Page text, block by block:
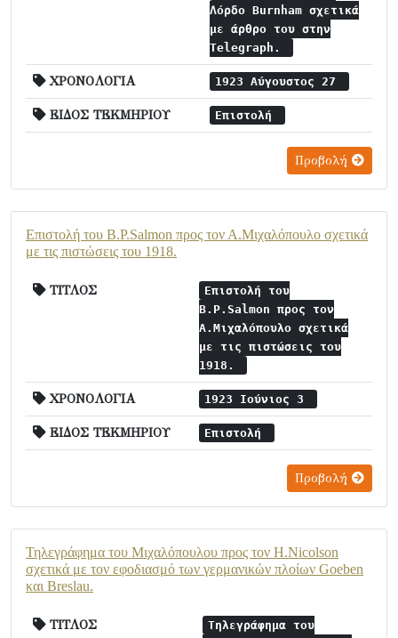
Λόρδο Burnham σχετικά
με άρθρο του στην
Telegraph.
ΧΡΟΝΟΛΟΓΙΑ 1923 Αύγουστος 27
ΕΙΔΟΣ ΤΕΚΜΗΡΙΟΥ Επιστολή
Προβολή
Επιστολή του B.P.Salmon προς τον Α.Μιχαλόπουλο σχετικά
με τις πιστώσεις του 1918.
ΤΙΤΛΟΣ
Επιστολή του
B.P.Salmon προς τον
Α.Μιχαλόπουλο σχετικά
με τις πιστώσεις του
1918.
ΧΡΟΝΟΛΟΓΙΑ 1923 Ιούνιος 3
ΕΙΔΟΣ ΤΕΚΜΗΡΙΟΥ Επιστολή
Προβολή
Τηλεγράφημα του Μιχαλόπουλου προς τον H.Nicolson
σχετικά με τον εφοδιασμό των γερμανικών πλοίων Goeben
και Breslau.
ΤΙΤΛΟΣ
Τηλεγράφημα του